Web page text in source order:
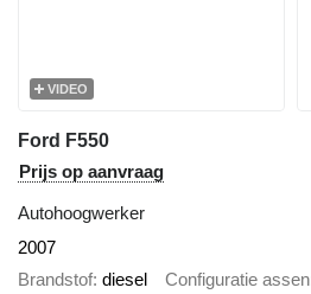
VIDEO
Ford F550
Prijs op aanvraag
Autohoogwerker
2007
Brandstof diesel Configuratie assen